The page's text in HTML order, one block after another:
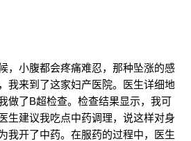
，小腹都会疼痛难忍，那种坠涨的感
我来到了这家妇产医院。医生详细地
做了B超检查。检查结果显示，我可
生建议我吃点中药调理，说这样对身
我开了中药。在服药的过程中，医生